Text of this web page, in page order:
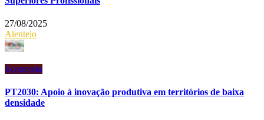
27/08/2025
Alentejo
Economia
PT2030: Apoio à inovação produtiva em territórios de baixa
densidade